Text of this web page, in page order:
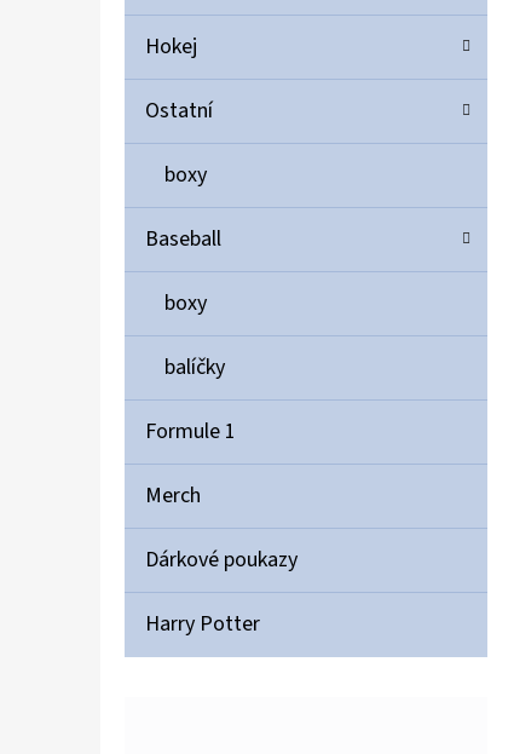
Hokej
Ostatní
boxy
Baseball
boxy
balíčky
Formule 1
Merch
Dárkové poukazy
Harry Potter